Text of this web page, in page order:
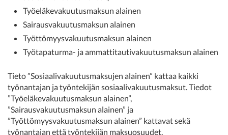
Työeläkevakuutusmaksun alainen
Sairausvakuutusmaksun alainen
Työttömyysvakuutusmaksun alainen
Työtapaturma- ja ammattitautivakuutusmaksun alainen
Tieto ”Sosiaalivakuutusmaksujen alainen” kattaa kaikki
työnantajan ja työntekijän sosiaalivakuutusmaksut. Tiedot
”Työeläkevakuutusmaksun alainen”,
”Sairausvakuutusmaksun alainen” ja
”Työttömyysvakuutusmaksun alainen” kattavat sekä
työnantajan että työntekijän maksuosuudet.